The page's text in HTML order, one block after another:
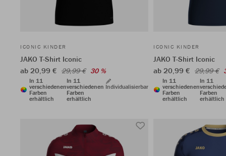
ICONIC KINDER
JAKO T-Shirt Iconic
ab 20,99 € 29,99 € 30 %
In 11
verschiedenen
Farben
erhältlich
In 11
verschiedenen
Farben
erhältlich
Individualisierbar
ICONIC KINDER
JAKO T-Shirt Iconic
ab 20,99 € 29,99 €
In 11
verschiedenen
Farben
erhältlich
In 11
Farben
erhältlich